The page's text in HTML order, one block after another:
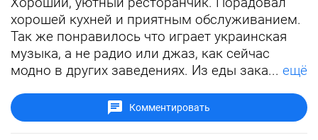
хорошей кухней и приятным обслуживанием.
Так же понравилось что играет украинская
музыка, а не радио или джаз, как сейчас
модно в других заведениях. Из еды зака... ещё
Комментировать